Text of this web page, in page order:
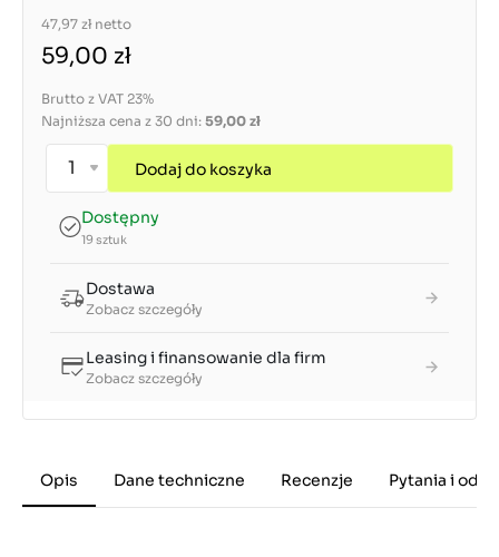
47,97 zł netto
59,00 zł
Brutto z VAT 23%
Najniższa cena z 30 dni: 59,00 zł
Dodaj do koszyka
Dostępny
19 sztuk
Dostawa
Zobacz szczegóły
Leasing i finansowanie dla firm
Zobacz szczegóły
Opis Dane techniczne Recenzje Pytania i